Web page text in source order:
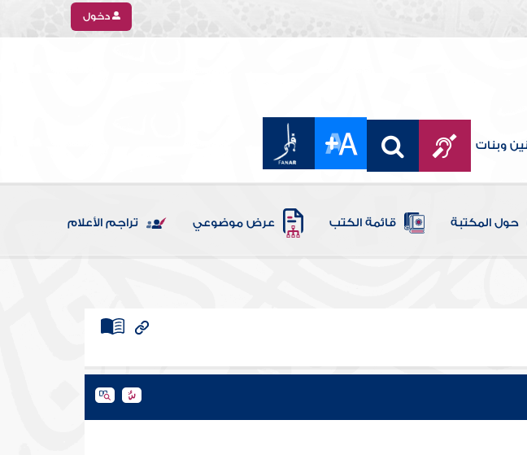
دخول
وبنات
حول المكتبة قائمة الكتب عرض موضوعي تراجم الأعلام